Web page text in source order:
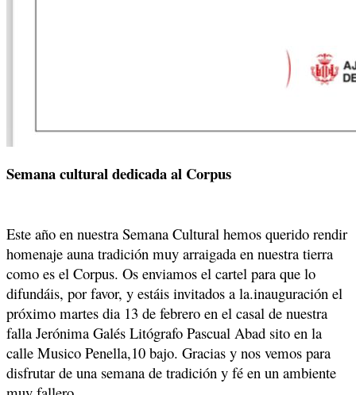
Semana cultural dedicada al Corpus
Este año en nuestra Semana Cultural hemos querido rendir
homenaje auna tradición muy arraigada en nuestra tierra
como es el Corpus. Os enviamos el cartel para que lo
difundáis, por favor, y estáis invitados a la.inauguración el
próximo martes dia 13 de febrero en el casal de nuestra
falla Jerónima Galés Litógrafo Pascual Abad sito en la
calle Musico Penella,10 bajo. Gracias y nos vemos para
disfrutar de una semana de tradición y fé en un ambiente